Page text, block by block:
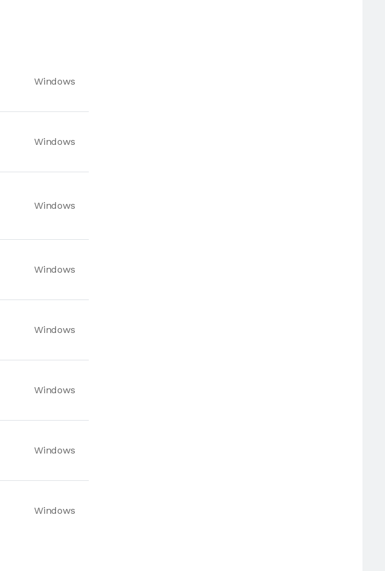
Windows
Windows
Windows
Windows
Windows
Windows
Windows
Windows